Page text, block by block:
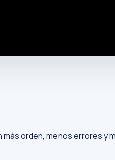
orden, menos errores y